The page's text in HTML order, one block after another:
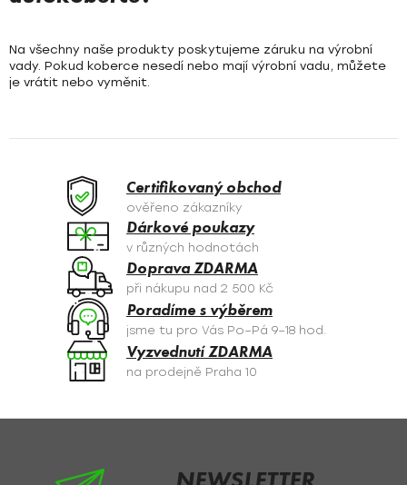
Na všechny naše produkty poskytujeme záruku na výrobní
vady. Pokud koberce nesedí nebo mají výrobní vadu, můžete
je vrátit nebo vyměnit.
Certifikovaný obchod
ověřeno zákazníky
Dárkové poukazy
v různých hodnotách
Doprava ZDARMA
při nákupu nad 2 500 Kč
Poradíme s výběrem
jsme tu pro Vás Po–Pá 9–18 hod.
Vyzvednutí ZDARMA
na prodejně Praha 10